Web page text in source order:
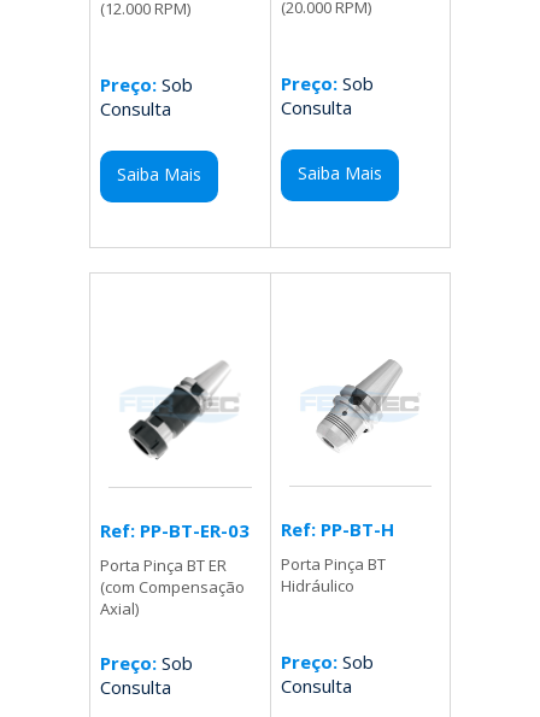
(12.000 RPM)
Preço: Sob
Consulta
Saiba Mais
(20.000 RPM)
Preço:Sob
Consulta
Saiba Mais
Ref: PP-BT-ER-03
Porta Pinça BT ER
(com Compensação
Axial)
Preço: Sob
Consulta
Ref: PP-BT-H
Porta Pinça BT
Hidráulico
Preço:Sob
Consulta